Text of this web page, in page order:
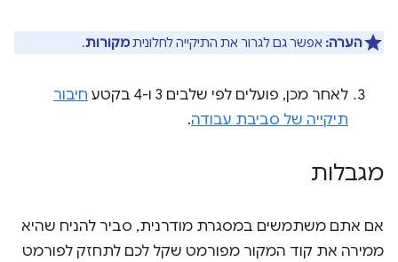
הערה: אפשר גם לגרור את התיקייה לחלוניתמקורות.
לאחר מכן, פועלים לפי שלבים 3 ו-4 בקטע
חיבור
תיקייה של סביבת עבודה.
מגבלות
אם אתם משתמשים במסגרת מודרנית, סביר להניח שהיא
ממירה את קוד המקור מפורמט שקל לכם לתחזק לפורמט